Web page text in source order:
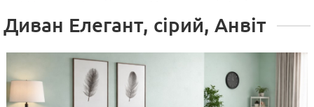
Диван Елегант, сірий, Анвіт